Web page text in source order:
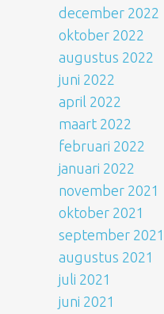
december 2022
oktober 2022
augustus 2022
juni 2022
april 2022
maart 2022
februari 2022
januari 2022
november 2021
oktober 2021
september 2021
augustus 2021
juli 2021
juni 2021